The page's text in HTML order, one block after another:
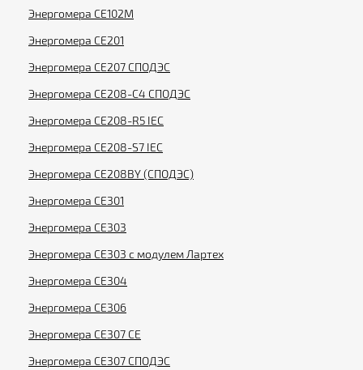
Энергомера CE102M
Энергомера CE201
Энергомера CE207 СПОДЭС
Энергомера CE208-C4 СПОДЭС
Энергомера CE208-R5 IEC
Энергомера CE208-S7 IEC
Энергомера CE208BY (СПОДЭС)
Энергомера CE301
Энергомера CE303
Энергомера CE303 с модулем Лартех
Энергомера CE304
Энергомера CE306
Энергомера CE307 CE
Энергомера CE307 СПОДЭС